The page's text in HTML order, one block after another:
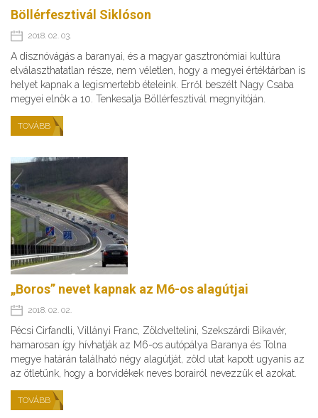
Böllérfesztivál Siklóson
2018. 02. 03.
A disznóvágás a baranyai, és a magyar gasztronómiai kultúra
elválaszthatatlan része, nem véletlen, hogy a megyei értéktárban is
helyet kapnak a legismertebb ételeink. Erről beszélt Nagy Csaba
megyei elnök a 10. Tenkesalja Böllérfesztivál megnyitóján.
TOVÁBB
„Boros” nevet kapnak az M6-os alagútjai
2018. 02. 02.
Pécsi Cirfandli, Villányi Franc, Zöldveltelini, Szekszárdi Bikavér,
hamarosan így hívhatják az M6-os autópálya Baranya és Tolna
megye határán található négy alagútját, zöld utat kapott ugyanis az
az ötletünk, hogy a borvidékek neves borairól nevezzük el azokat.
TOVÁBB